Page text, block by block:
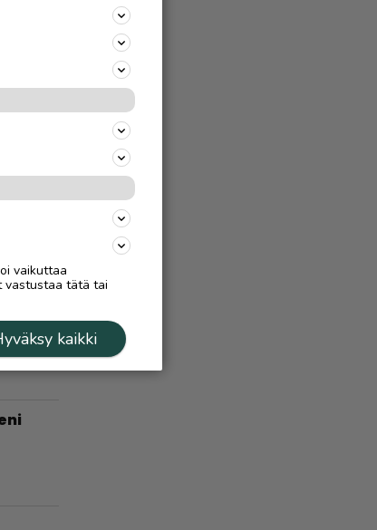
niin
vaikuttaa
vastustaa tätä tai
kaikki